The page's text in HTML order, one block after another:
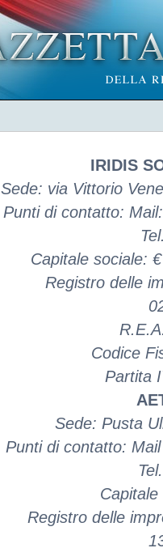
IRIDIS
Sede: via Vittorio
Punti di contatto:
Capitale sociale:
Registro delle
Codice
Partita
Sede: Pusta
Punti di contatto:
Registro delle